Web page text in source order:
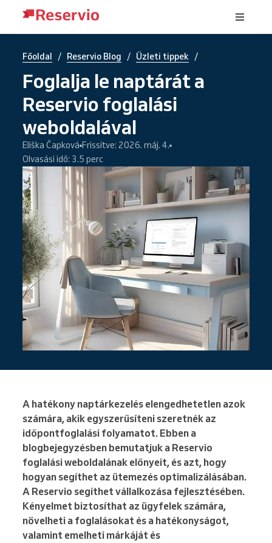
Főoldal / Reservio Blog / Üzleti tippek /
Foglalja le naptárát a
Reservio foglalási
weboldalával
Eliška Čapková Frissítve: 2026. máj. 4.
Olvasási idő: 3.5 perc
A hatékony naptárkezelés elengedhetetlen azok
számára, akik egyszerűsíteni szeretnék az
időpontfoglalási folyamatot. Ebben a
blogbejegyzésben bemutatjuk a Reservio
foglalási weboldalának előnyeit, és azt, hogy
hogyan segíthet az ütemezés optimalizálásában.
A Reservio segíthet vállalkozása fejlesztésében.
Kényelmet biztosíthat az ügyfelek számára,
növelheti a foglalásokat és a hatékonyságot,
valamint emelheti márkáját és